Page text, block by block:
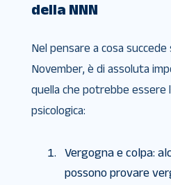
della NNN
Nel pensare a cosa
November, è di assoluta
quella che potrebbe essere
psicologica:
Vergogna e colpa:
possono provare